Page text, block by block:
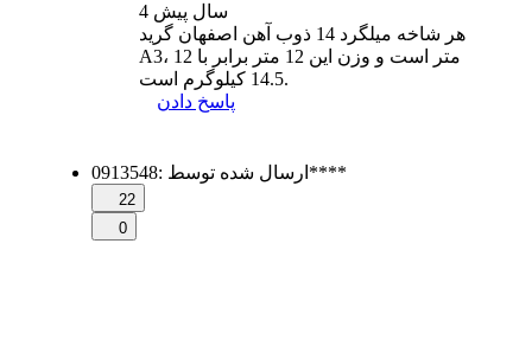
4 سال پیش
هر شاخه میلگرد 14 ذوب آهن اصفهان گرید
A3، 12 متر است و وزن این 12 متر برابر با
14.5 کیلوگرم است.
پاسخ دادن
ارسال شده توسط : 0913548****
22
0